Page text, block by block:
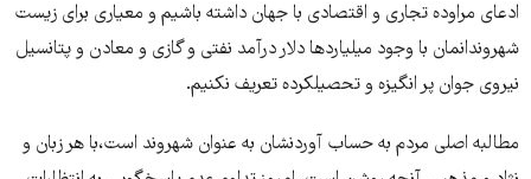
ادعای مراوده تجاری و اقتصادی با جهان داشته باشیم و معیاری برای زیست
شهروندانمان با وجود میلیاردها دلار درآمد نفتی و گازی و معادن و پتانسیل
نیروی جوان پر انگیزه و تحصیلکرده تعریف نکنیم.
مطالبه اصلی مردم به حساب آوردنشان به عنوان شهروند است،با هر زبان و